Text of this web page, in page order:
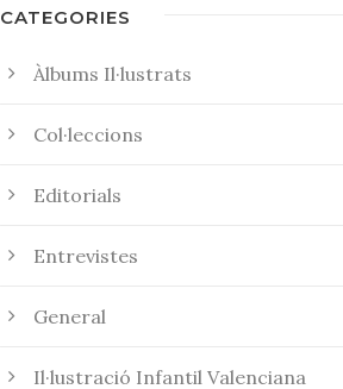
CATEGORIES
Àlbums Il·lustrats
Col·leccions
Editorials
Entrevistes
General
Il·lustració Infantil Valenciana